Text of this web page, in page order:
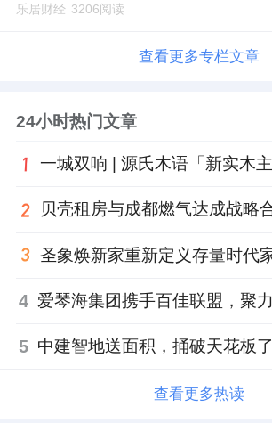
乐居财经 3206阅读
查看更多专栏文章
24小时热门文章
4
5 中建智地送面积，捅破天花板了
查看更多热读